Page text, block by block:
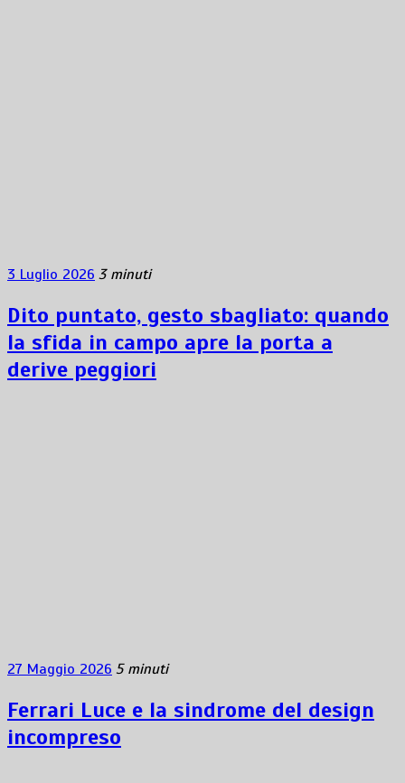
3 Luglio 2026 3 minuti
Dito puntato, gesto sbagliato: quando
la sfida in campo apre la porta a
derive peggiori
27 Maggio 2026 5 minuti
Ferrari Luce e la sindrome del design
incompreso